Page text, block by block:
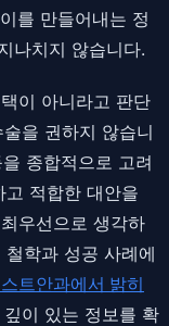
를 만들어내는 정
나치지 않습니다.
이 아니라고 판단
을 권하지 않습니
종합적으로 고려
적합한 대안을
우선으로 생각하
학과 성공 사례에
트안과에서 밝히
이 있는 정보를 확